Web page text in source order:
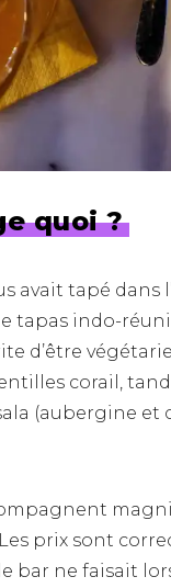
quoi ?
avait tapé dans
tapas indo-
d’être
corail,
(aubergine et
prix sont
bar ne faisait